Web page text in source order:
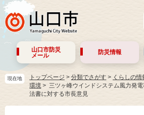
山口市防災
メール
防災情報
現在地 トップページ > 分類でさがす > くらしの情
環境
三ツヶ峰ウインドシステム風力発
法書に対する市長意見